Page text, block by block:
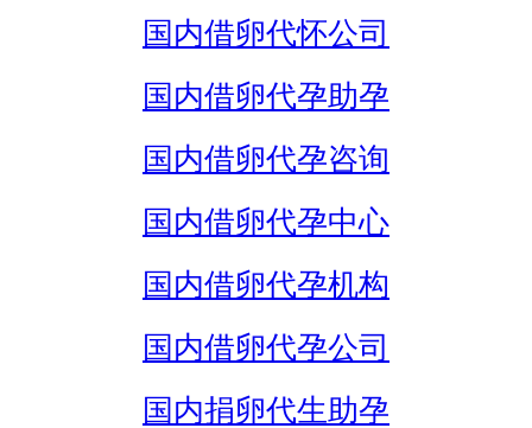
国内借卵代怀公司
国内借卵代孕助孕
国内借卵代孕咨询
国内借卵代孕中心
国内借卵代孕机构
国内借卵代孕公司
国内捐卵代生助孕